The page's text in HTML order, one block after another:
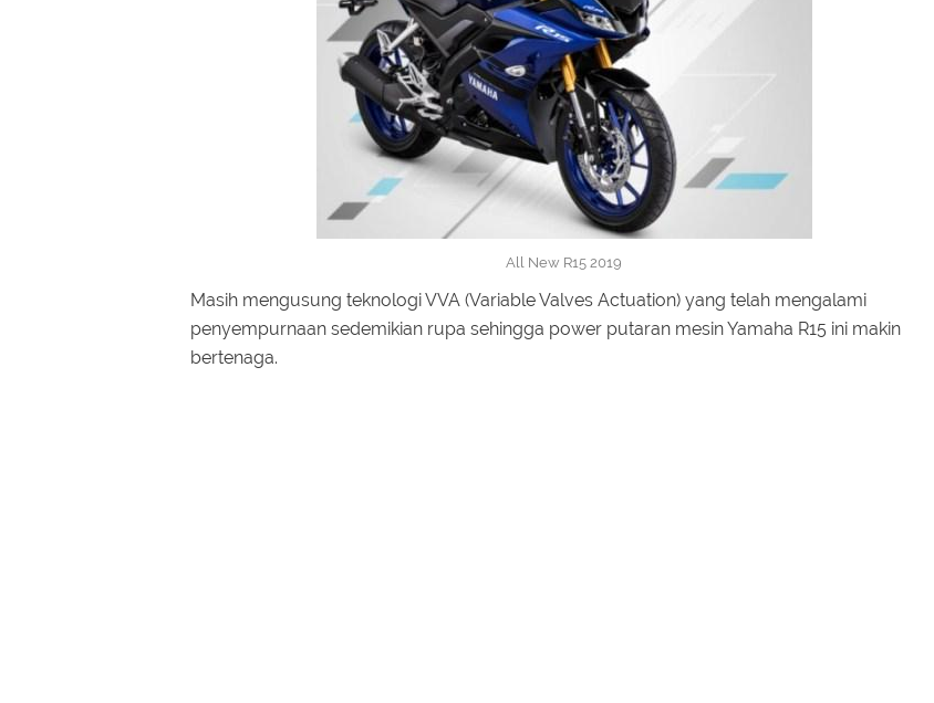
All New R15 2019
Masih mengusung teknologi VVA (Variable Valves Actuation) yang telah mengalami
penyempurnaan sedemikian rupa sehingga power putaran mesin Yamaha R15 ini makin
bertenaga.